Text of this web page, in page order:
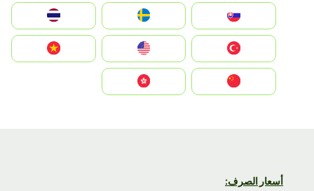
Slovensko
United States
Vietnam
أسعار الصرف: